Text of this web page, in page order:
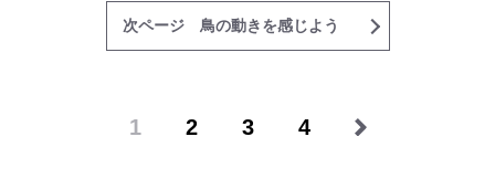
次ページ 鳥の動きを感じよう
1 2 3 4